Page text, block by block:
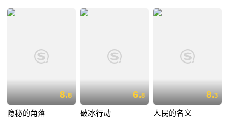
8.8
隐秘的角落
6.8
破冰行动
8.3
人民的名义